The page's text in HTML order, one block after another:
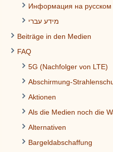
Информация на русском
מידע עברי
Beiträge in den Medien
FAQ
5G (Nachfolger von LTE)
Abschirmung-
Aktionen
Als die Medien noch die
Alternativen
Bargeldabschaffung